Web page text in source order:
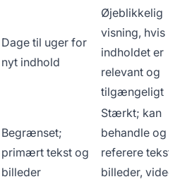
Dage til uger for
nyt indhold
Øjeblikkelig
visning, hvis
indholdet er
relevant og
tilgængeligt
Begrænset;
primært tekst og
billeder
Stærkt; kan
behandle og
referere tekst,
billeder, video,